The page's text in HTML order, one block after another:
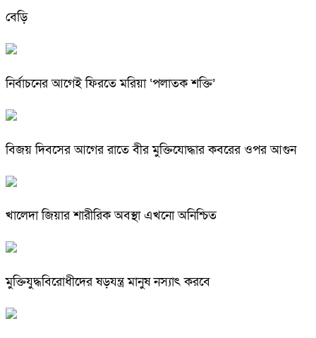
বেড়ি
নির্বাচনের আগেই ফিরতে মরিয়া ‘পলাতক শক্তি’
বিজয় দিবসের আগের রাতে বীর মুক্তিযোদ্ধার কবরের ওপর আগুন
খালেদা জিয়ার শারীরিক অবস্থা এখনো অনিশ্চিত
মুক্তিযুদ্ধবিরোধীদের ষড়যন্ত্র মানুষ নস্যাৎ করবে